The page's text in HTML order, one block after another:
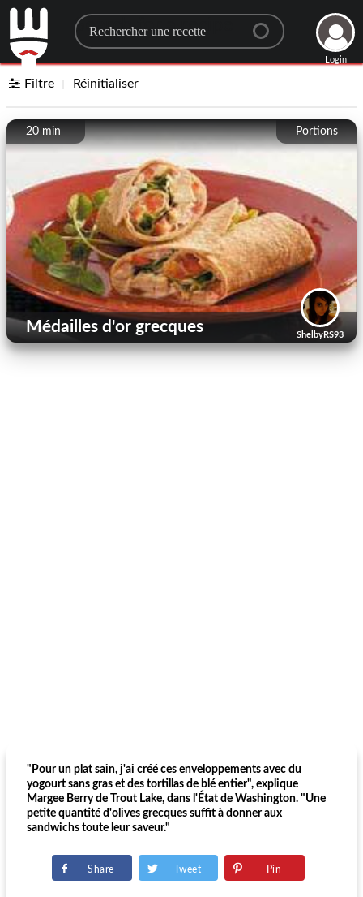
Search for a recipe
Login
Filtre Réinitialiser
Portions
20 min
ShelbyRS93
Médailles d'or grecques
"Pour un plat sain, j'ai créé ces enveloppements avec du
yogourt sans gras et des tortillas de blé entier", explique
Margee Berry de Trout Lake, dans l'État de Washington. "Une
petite quantité d'olives grecques suffit à donner aux
sandwichs toute leur saveur."
Share Tweet Pin